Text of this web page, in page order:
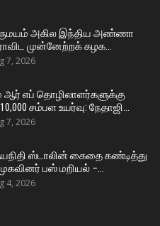
அகில இந்திய அண்ணா
முன்னேற்றக் கழக…
7, 2026
ஆர் எப் தொழிலாளர்களுக்கு
சம்பள உயர்வு: நேதாஜி…
7, 2026
ஸ்டாலின் கைதை கண்டித்து
பஸ் மறியல் –…
4, 2026